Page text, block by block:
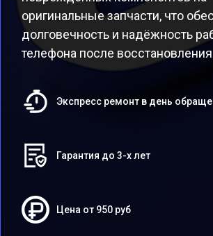
оригинальные запчасти, что
долговечность и надёжность
телефона после
Экспресс ремонт в день
Гарантия до 3-х лет
Цена от 950 руб